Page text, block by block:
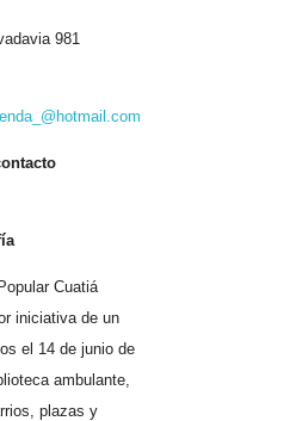
981
Cuatiá
iniciativa de un
el 14 de junio de
ambulante,
plazas y